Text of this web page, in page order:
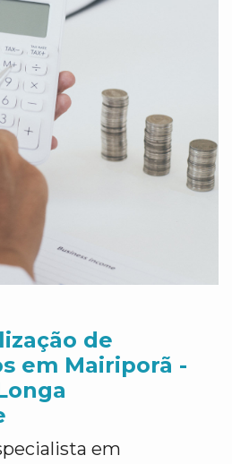
de
em Mairiporã -
em